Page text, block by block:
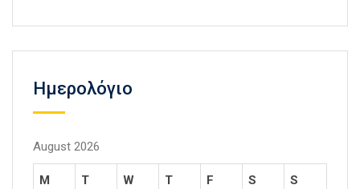
Ημερολόγιο
August 2026
M T W T F S S